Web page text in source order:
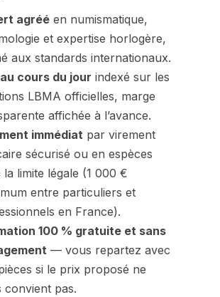
agrééen numismatique,
et expertise horlogère,
aux standards internationaux.
cours du jour indexé sur les
LBMA officielles, marge
affichée à l’avance.
immédiatpar virement
sécurisé ou en espèces
la limite légale (1 000 €
entre particuliers et
en France).
100 % gratuite et sans
— vous repartez avec
si le prix proposé ne
convient pas.